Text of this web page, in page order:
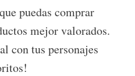
puedas comprar
mejor valorados.
con tus personajes